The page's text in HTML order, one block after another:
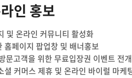
인 홍보
및 온라인 커뮤니티 활성화
홈페이지 팝업창 및 배너홍보
문고객을 위한 무료입장권 이벤트 전개
커머스 제휴 및 온라인 바이럴 마케